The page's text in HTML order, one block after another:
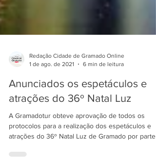
1 de ago. de 2021
6 min de leitura
Anunciados os espetáculos e
atrações do 36º Natal Luz
A Gramadotur obteve aprovação de todos os
atrações do 36º Natal Luz de Gramado por parte...